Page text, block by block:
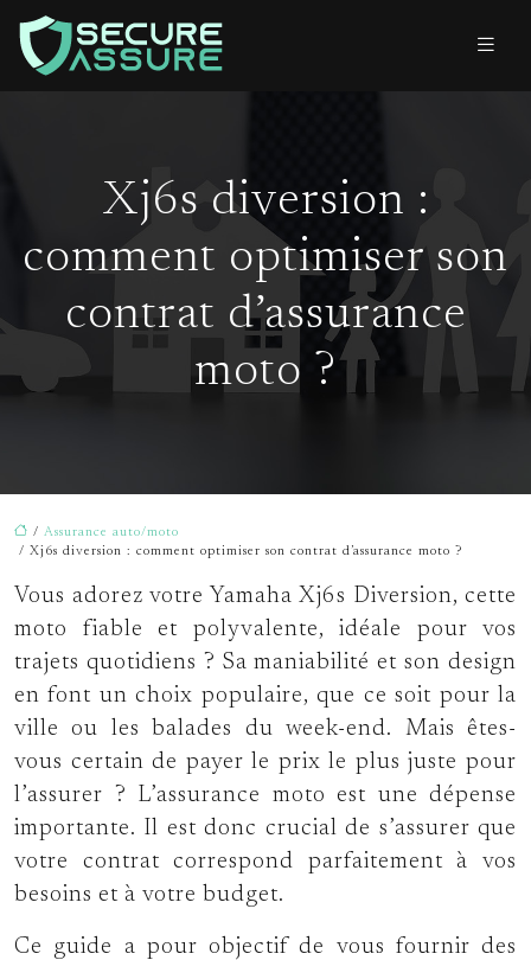
Xj6s diversion :
comment optimiser son
contrat d’assurance
moto ?
/ Assurance auto/moto
/ Xj6s diversion : comment optimiser son contrat d’assurance moto ?
Vous adorez votre Yamaha Xj6s Diversion, cette
moto fiable et polyvalente, idéale pour vos
trajets quotidiens ? Sa maniabilité et son design
en font un choix populaire, que ce soit pour la
ville ou les balades du week-end. Mais êtes-
vous certain de payer le prix le plus juste pour
l’assurer ? L’assurance moto est une dépense
importante. Il est donc crucial de s’assurer que
votre contrat correspond parfaitement à vos
besoins et à votre budget.
Ce guide a pour objectif de vous fournir des